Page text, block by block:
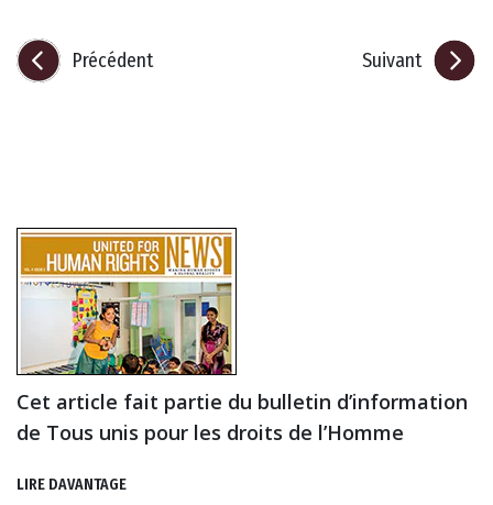
Précédent Suivant
Cet article fait partie du bulletin d’information
de Tous unis pour les droits de l’Homme
LIRE DAVANTAGE